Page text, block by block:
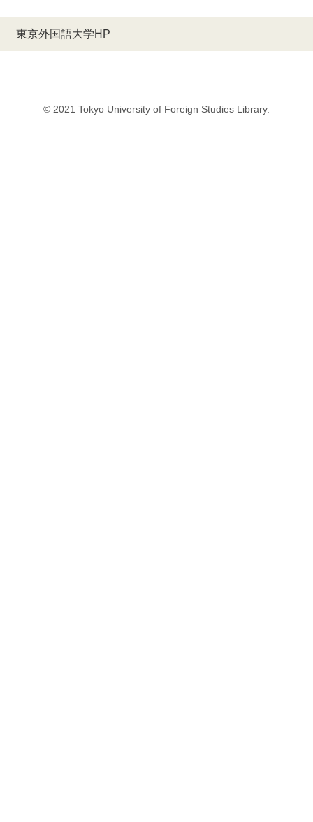
東京外国語大学HP
© 2021 Tokyo University of Foreign Studies Library.